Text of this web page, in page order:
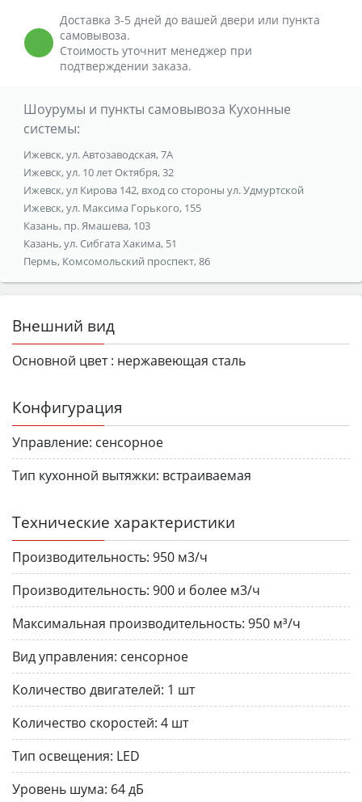
Доставка 3-5 дней до вашей двери или пункта
самовывоза.
Стоимость уточнит менеджер при
подтверждении заказа.
Шоурумы и пункты самовывоза Кухонные
системы:
Ижевск, ул. Автозаводская, 7А
Ижевск, ул. 10 лет Октября, 32
Ижевск, ул Кирова 142, вход со стороны ул. Удмуртской
Ижевск, ул. Максима Горького, 155
Казань, пр. Ямашева, 103
Казань, ул. Сибгата Хакима, 51
Пермь, Комсомольский проспект, 86
Внешний вид
Основной цвет : нержавеющая сталь
Конфигурация
Управление: сенсорное
Тип кухонной вытяжки: встраиваемая
Технические характеристики
Производительность: 950 м3/ч
Производительность: 900 и более м3/ч
Максимальная производительность: 950 м³/ч
Вид управления: сенсорное
Количество двигателей: 1 шт
Количество скоростей: 4 шт
Тип освещения: LED
Уровень шума: 64 дБ